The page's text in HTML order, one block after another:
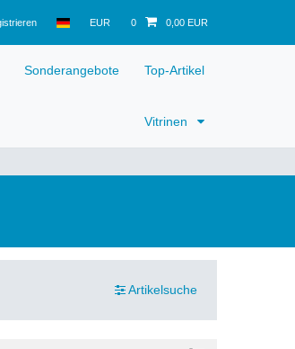
EUR 0 0,00 EUR
Sonderangebote Top-Artikel
Vitrinen
Artikelsuche